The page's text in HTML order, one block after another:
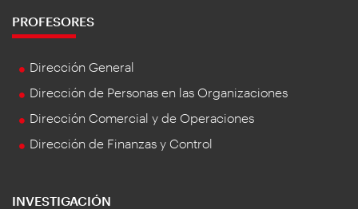
PROFESORES
Dirección General
Dirección de Personas en las Organizaciones
Dirección Comercial y de Operaciones
Dirección de Finanzas y Control
INVESTIGACIÓN